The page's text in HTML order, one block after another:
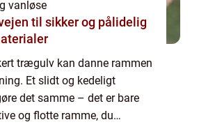
vanløse
til sikker og pålidelig
trægulv kan danne rammen
Et slidt og kedeligt
det samme – det er bare
og flotte ramme, du